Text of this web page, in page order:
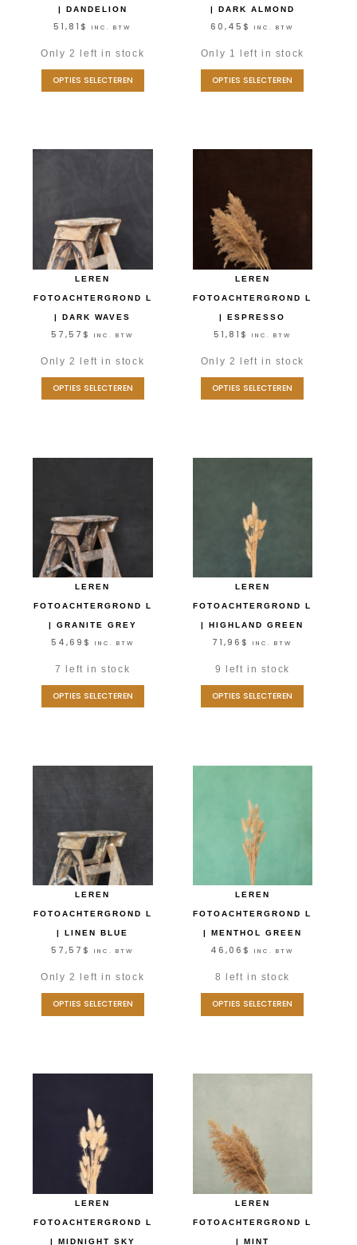
| DANDELION
51,81 $ INC. BTW
Only 2 left in stock
OPTIES SELECTEREN
| DARK ALMOND
60,45 $ INC. BTW
Only 1 left in stock
OPTIES SELECTEREN
LEREN
FOTOACHTERGROND L
| DARK WAVES
57,57 $ INC. BTW
Only 2 left in stock
OPTIES SELECTEREN
LEREN
FOTOACHTERGROND L
| ESPRESSO
51,81 $ INC. BTW
Only 2 left in stock
OPTIES SELECTEREN
LEREN
FOTOACHTERGROND L
| GRANITE GREY
54,69 $ INC. BTW
7 left in stock
OPTIES SELECTEREN
LEREN
FOTOACHTERGROND L
| HIGHLAND GREEN
71,96 $ INC. BTW
9 left in stock
OPTIES SELECTEREN
LEREN
FOTOACHTERGROND L
| LINEN BLUE
57,57 $ INC. BTW
Only 2 left in stock
OPTIES SELECTEREN
LEREN
FOTOACHTERGROND L
| MENTHOL GREEN
46,06 $ INC. BTW
8 left in stock
OPTIES SELECTEREN
LEREN
FOTOACHTERGROND L
| MIDNIGHT SKY
LEREN
FOTOACHTERGROND L
| MINT